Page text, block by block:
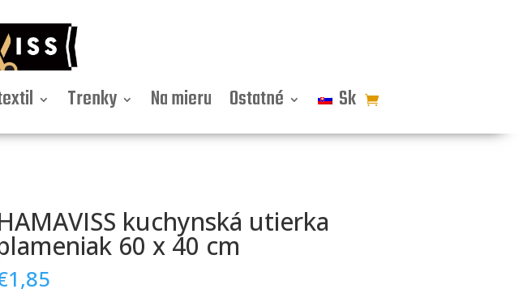
Trenky Na mieru Ostatné Sk
kuchynská utierka
60 x 40 cm
1,85